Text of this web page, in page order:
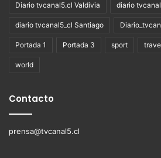
Diario tvcanal5.cl Valdivia diario
diario tvcanal5_cl Santiago
Portada 1 Portada 3 sport
world
Contacto
prensa@tvcanal5.cl